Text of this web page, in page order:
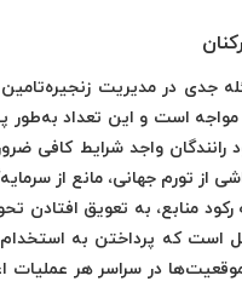
60000 راننده مواجه است و این
رانندگان واجد شرایط کافی
از تورم جهانی، مانع از
منابع، به تعویق افتادن
که پرداختن به استخدام
در سراسر هر